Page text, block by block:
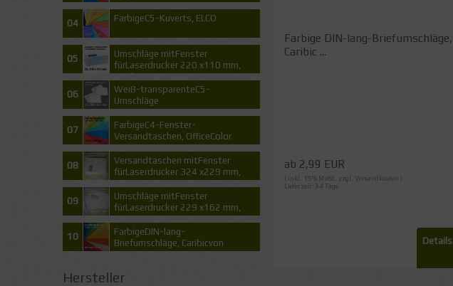
04 FarbigeC5-Kuverts, ELCO
05
Umschläge mitFenster
fürLaserdrucker 220 x110 mm,
DIN lang
06
Weiß-transparenteC5-
Umschläge
07
FarbigeC4-Fenster-
Versandtaschen, OfficeColor
08
Versandtaschen mitFenster
fürLaserdrucker 324 x229 mm,
C4
09
Umschläge mitFenster
fürLaserdrucker 229 x162 mm,
C5
10
FarbigeDIN-lang-
Briefumschläge, Caribicvon
IGEPA
Hersteller
Farbige DIN-lang-Briefumschläge,
Caribic ...
ab 2,99 EUR
( inkl. 19 % MwSt. zzgl. Versandkosten )
Lieferzeit:3-4 Tage
Details